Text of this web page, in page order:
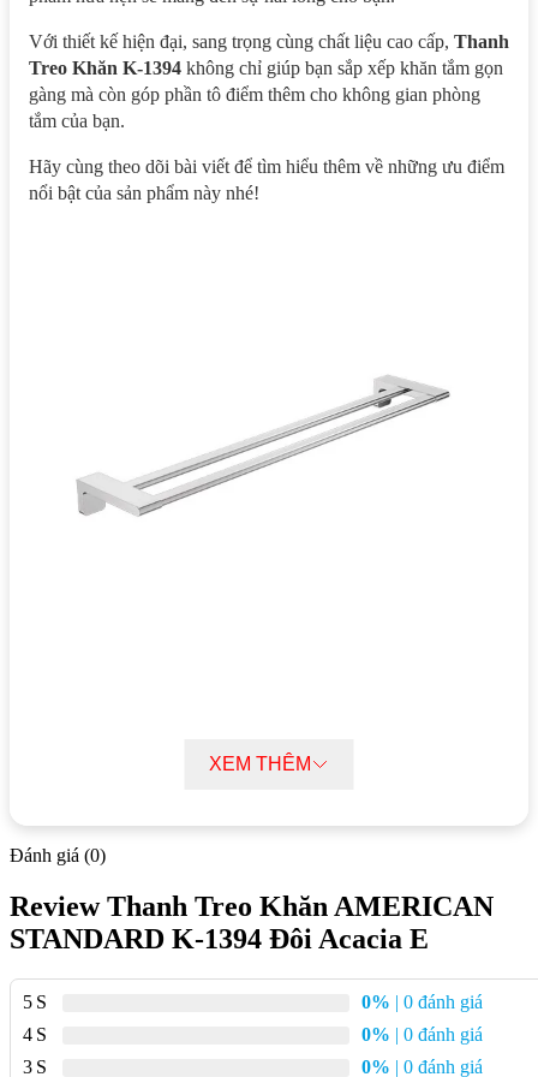
Với thiết kế hiện đại, sang trọng cùng chất liệu cao cấp, Thanh
Treo Khăn K-1394 không chỉ giúp bạn sắp xếp khăn tắm gọn
gàng mà còn góp phần tô điểm thêm cho không gian phòng
tắm của bạn.
Hãy cùng theo dõi bài viết để tìm hiểu thêm về những ưu điểm
nổi bật của sản phẩm này nhé!
1394 Đôi Acacia E
Đặc điểm nổi bật thanh treo khăn AMERICAN STANDARD K-
Thông số kĩ thuật thanh treo khăn
AMERICAN STANDARD K-1394 Đôi
XEM THÊM
Đánh giá (0)
Review Thanh Treo Khăn AMERICAN
STANDARD K-1394 Đôi Acacia E
5 0% | 0 đánh giá
4
0% | 0 đánh giá
3
0% | 0 đánh giá